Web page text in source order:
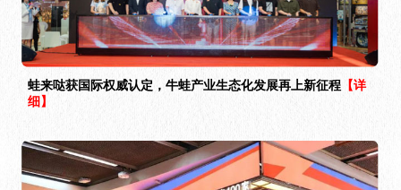
蛙来哒获国际权威认定，牛蛙产业生态化发展再上新征程 【详
细】